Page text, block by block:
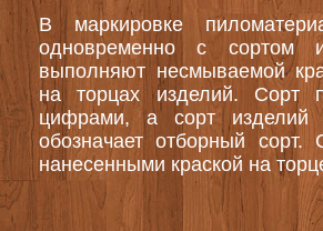
В маркировке
одновременно с сортом
выполняют несмываемой
на торцах изделий. Сорт
цифрами, а сорт
обозначает отборный сорт.
нанесенными краской на